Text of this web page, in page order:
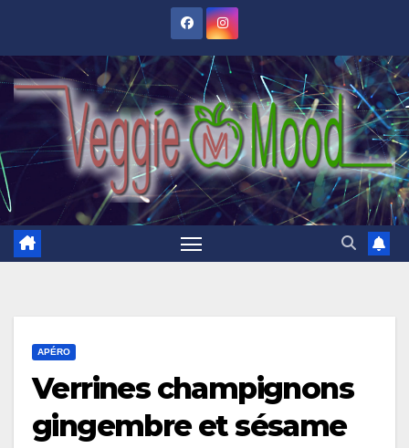
content
APÉRO
Verrines champignons
gingembre et sésame